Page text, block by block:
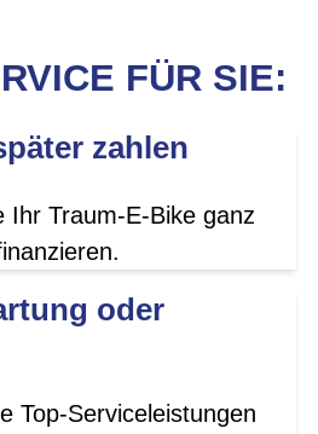
FÜR SIE:
zahlen
Ihr Traum-E-Bike ganz
oder
Top-Serviceleistungen